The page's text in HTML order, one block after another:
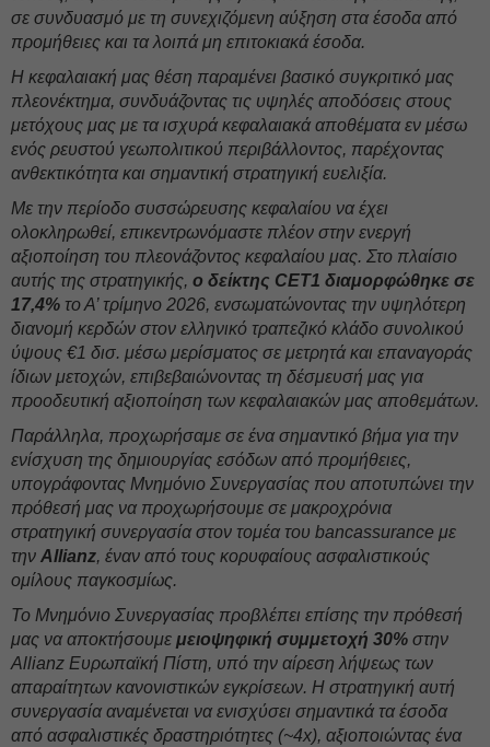
σε συνδυασμό με τη συνεχιζόμενη αύξηση στα έσοδα από
προμήθειες και τα λοιπά μη επιτοκιακά έσοδα.
Η κεφαλαιακή μας θέση παραμένει βασικό συγκριτικό μας
πλεονέκτημα, συνδυάζοντας τις υψηλές αποδόσεις στους
μετόχους μας με τα ισχυρά κεφαλαιακά αποθέματα εν μέσω
ενός ρευστού γεωπολιτικού περιβάλλοντος, παρέχοντας
ανθεκτικότητα και σημαντική στρατηγική ευελιξία.
Με την περίοδο συσσώρευσης κεφαλαίου να έχει
ολοκληρωθεί, επικεντρωνόμαστε πλέον στην ενεργή
αξιοποίηση του πλεονάζοντος κεφαλαίου μας. Στο πλαίσιο
αυτής της στρατηγικής, ο δείκτης CET1 διαμορφώθηκε σε
17,4% το Α’ τρίμηνο 2026, ενσωματώνοντας την υψηλότερη
διανομή κερδών στον ελληνικό τραπεζικό κλάδο συνολικού
ύψους €1 δισ. μέσω μερίσματος σε μετρητά και επαναγοράς
ίδιων μετοχών, επιβεβαιώνοντας τη δέσμευσή μας για
προοδευτική αξιοποίηση των κεφαλαιακών μας αποθεμάτων.
Παράλληλα, προχωρήσαμε σε ένα σημαντικό βήμα για την
ενίσχυση της δημιουργίας εσόδων από προμήθειες,
υπογράφοντας Μνημόνιο Συνεργασίας που αποτυπώνει την
πρόθεσή μας να προχωρήσουμε σε μακροχρόνια
στρατηγική συνεργασία στον τομέα του bancassurance με
την Allianz, έναν από τους κορυφαίους ασφαλιστικούς
ομίλους παγκοσμίως.
Το Μνημόνιο Συνεργασίας προβλέπει επίσης την πρόθεσή
μας να αποκτήσουμε μειοψηφική συμμετοχή 30% στην
Allianz Ευρωπαϊκή Πίστη, υπό την αίρεση λήψεως των
απαραίτητων κανονιστικών εγκρίσεων. Η στρατηγική αυτή
συνεργασία αναμένεται να ενισχύσει σημαντικά τα έσοδα
από ασφαλιστικές δραστηριότητες (~4x), αξιοποιώντας ένα